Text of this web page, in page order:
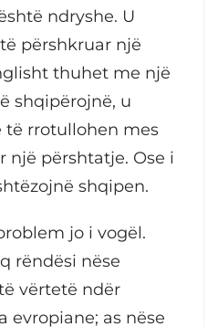
ndryshe. U
përshkruar një
thuhet me një
shqipërojnë, u
të rrotullohen mes
një përshtatje. Ose i
shqipen.
jo i vogël.
rëndësi nëse
vërtetë ndër
evropiane; as nëse